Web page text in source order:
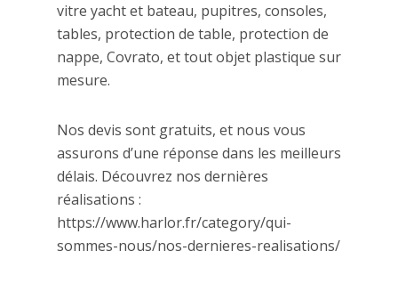
vitre yacht et bateau, pupitres, consoles,
tables, protection de table, protection de
nappe, Covrato, et tout objet plastique sur
mesure.
Nos devis sont gratuits, et nous vous
assurons d’une réponse dans les meilleurs
délais. Découvrez nos dernières
réalisations :
https://www.harlor.fr/category/qui-
sommes-nous/nos-dernieres-realisations/